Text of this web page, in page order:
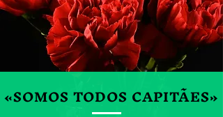
«SOMOS TODOS CAPITÃES»